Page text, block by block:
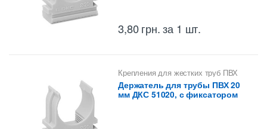
3,80грн. за 1 шт.
Крепления для жестких труб ПВХ
Держатель для трубы ПВХ 20
мм ДКС 51020, с фиксатором